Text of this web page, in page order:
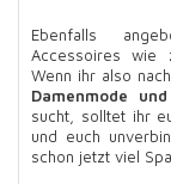
Ebenfalls
Accessoires wie
Wenn ihr also
Damenmode
sucht, solltet ihr
und euch
schon jetzt viel